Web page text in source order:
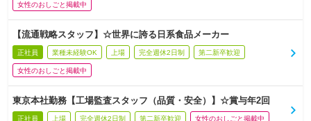
女性のおしごと掲載中
【流通戦略スタッフ】☆世界に誇る日系食品メーカー
正社員 業種未経験OK 上場 完全週休2日制 第二新卒歓迎
女性のおしごと掲載中
東京本社勤務【工場監査スタッフ（品質・安全）】☆賞与年2回
正社員 上場 完全週休2日制 第二新卒歓迎 女性のおしごと掲載中